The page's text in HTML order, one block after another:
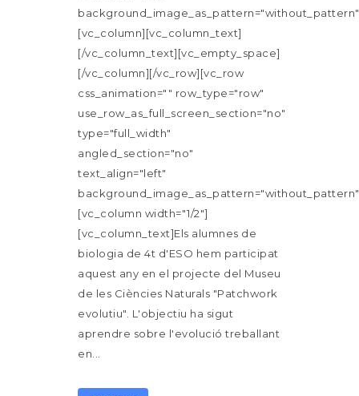
[vc_column][vc_column_text]
[/vc_column_text][vc_empty_space]
[/vc_column][/vc_row][vc_row
css_animation="" row_type="row"
use_row_as_full_screen_section="no"
type="full_width"
angled_section="no"
text_align="left"
[vc_column width="1/2"]
[vc_column_text]Els alumnes de
biologia de 4t d'ESO hem participat
aquest any en el projecte del Museu
de les Ciències Naturals "Patchwork
evolutiu". L'objectiu ha sigut
aprendre sobre l'evolució treballant
en...